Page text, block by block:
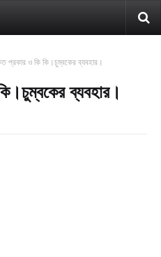
প্রকার ও কি কি।চুম্বকের ব্যবহার।
ব্যবহার।